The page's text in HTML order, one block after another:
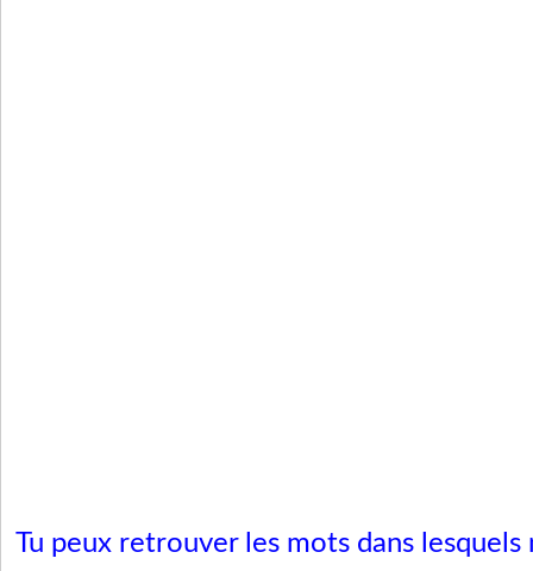
Tu peux retrouver les mots dans lesquels